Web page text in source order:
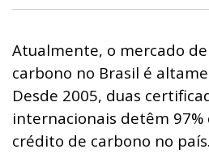
Atualmente, o mercado
carbono no Brasil é
Desde 2005, duas
internacionais detêm 97%
crédito de carbono no país.